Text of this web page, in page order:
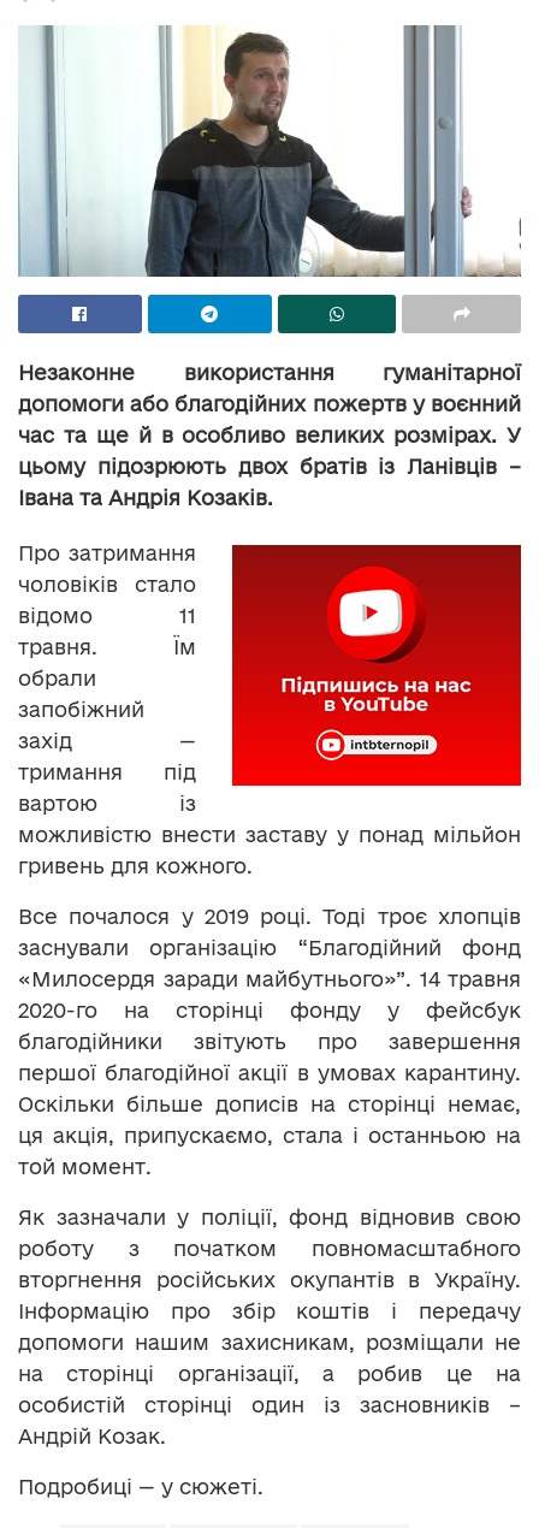
Незаконне використання гуманітарної
допомоги або благодійних пожертв у воєнний
час та ще й в особливо великих розмірах. У
цьому підозрюють двох братів із Ланівців –
Івана та Андрія Козаків.
Про затримання
чоловіків стало
відомо 11
травня. Їм
обрали
запобіжний
захід —
тримання під
вартою із
можливістю внести заставу у понад мільйон
гривень для кожного.
Все почалося у 2019 році. Тоді троє хлопців
заснували організацію “Благодійний фонд
«Милосердя заради майбутнього»”. 14 травня
2020-го на сторінці фонду у фейсбук
благодійники звітують про завершення
першої благодійної акції в умовах карантину.
Оскільки більше дописів на сторінці немає,
ця акція, припускаємо, стала і останньою на
той момент.
Як зазначали у поліції, фонд відновив свою
роботу з початком повномасштабного
вторгнення російських окупантів в Україну.
Інформацію про збір коштів і передачу
допомоги нашим захисникам, розміщали не
на сторінці організації, а робив це на
особистій сторінці один із засновників –
Андрій Козак.
Подробиці — у сюжеті.